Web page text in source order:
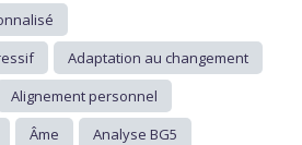
Adaptation au changement
Alignement personnel
Âme
Analyse BG5